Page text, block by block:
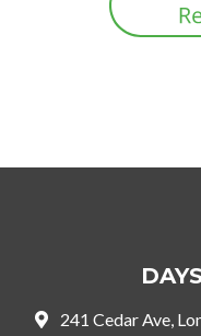
241 Cedar Ave,